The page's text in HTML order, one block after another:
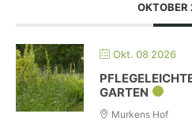
Okt. 08 2026
GARTEN
Murkens Hof